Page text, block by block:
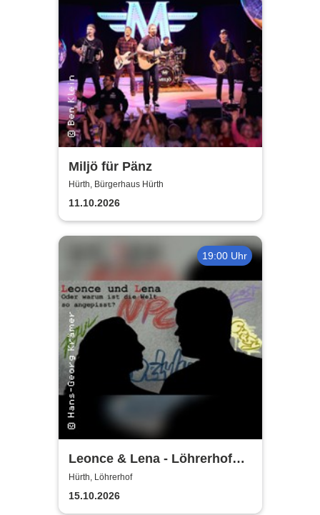
Miljö für Pänz
Hürth, Bürgerhaus Hürth
11.10.2026
19:00 Uhr
Leonce & Lena - Löhrerhof
Hürth
Hürth, Löhrerhof
15.10.2026